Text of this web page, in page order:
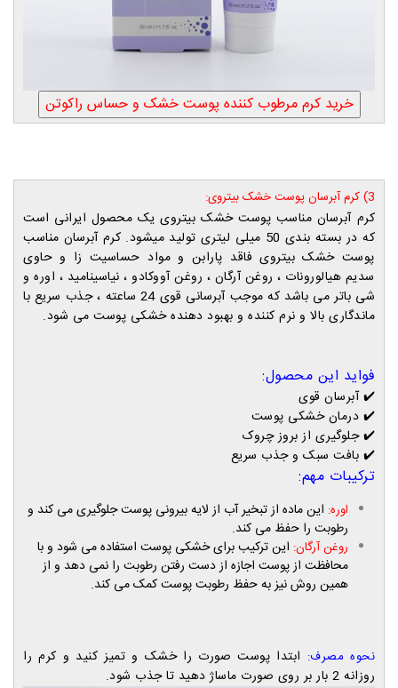
3) کرم آبرسان پوست خشک بیتروی:
کرم آبرسان مناسب پوست خشک بیتروی یک محصول ایرانی است
که در بسته بندی 50 میلی لیتری تولید میشود. کرم آبرسان مناسب
پوست خشک بیتروی فاقد پارابن و مواد حساسیت زا و حاوی
سدیم هیالورونات ، روغن آرگان ، روغن آووکادو ، نیاسینامید ، اوره و
شی باتر می باشد که موجب آبرسانی قوی 24 ساعته ، جذب سریع با
ماندگاری بالا و نرم کننده و بهبود دهنده خشکی پوست می شود.
فواید این محصول:
✔️آبرسان قوی
✔️ درمان خشکی پوست
✔️جلوگیری از بروز چروک
✔️ بافت سبک و جذب سریع
ترکیبات مهم:
اوره: این ماده از تبخیر آب از لایه بیرونی پوست جلوگیری می کند و
رطوبت را حفظ می کند.
روغن آرگان: این ترکیب برای خشکی پوست استفاده می شود و با
محافظت از پوست اجازه از دست رفتن رطوبت را نمی دهد و از
همین روش نیز به حفظ رطوبت پوست کمک می کند.
نحوه مصرف: ابتدا پوست صورت را خشک و تمیز کنید و کرم را
روزانه 2 بار بر روی صورت ماساژ دهید تا جذب شود.